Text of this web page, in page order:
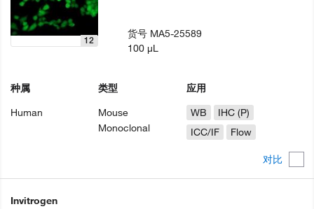
对比
12
种属
Human
类型
Mouse
Monoclonal
应用
WB
IHC (P)
ICC/IF
Flow
货号 MA5-25589
100 µL
Invitrogen